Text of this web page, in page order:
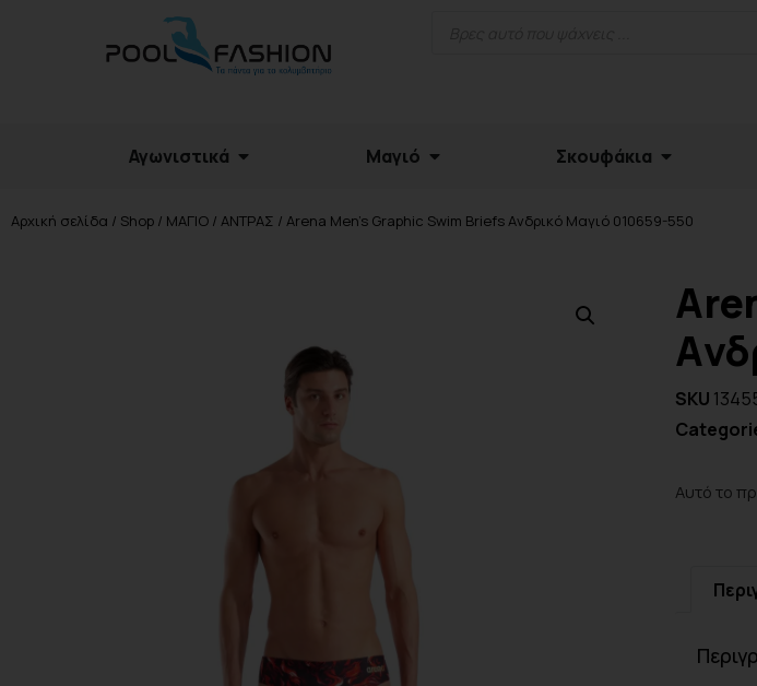
Αγωνιστικά Μαγιό Σκουφάκια
Αρχική σελίδα / Shop / ΜΑΓΙΟ / ΑΝΤΡΑΣ / Arena Men’s Graphic Swim Briefs Aνδρικό Μαγιό 010659-550
SKU
Αυτό το